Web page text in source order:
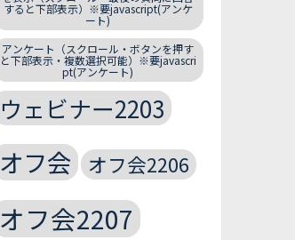
すると下部表示）※要javascript(アンケ
ート)
アンケート（スクロール・ボタンを押す
と下部表示・複数選択可能）※要javascri
pt(アンケート)
ウェビナー2203
オフ会 オフ会2206
オフ会2207